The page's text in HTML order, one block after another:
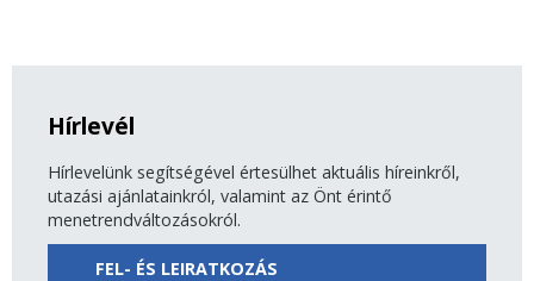
Hírlevél
Hírlevelünk segítségével értesülhet aktuális híreinkről,
utazási ajánlatainkról, valamint az Önt érintő
menetrendváltozásokról.
FEL- ÉS LEIRATKOZÁS